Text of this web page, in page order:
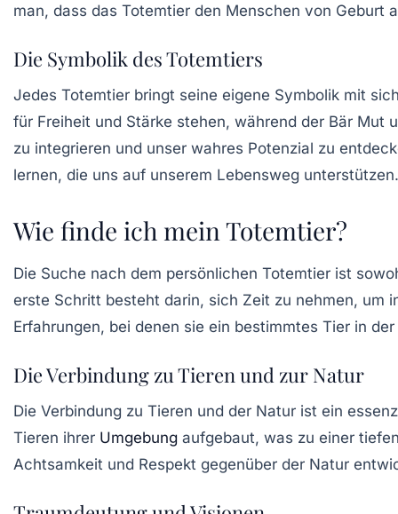
man, dass das Totemtier den Menschen von
Die Symbolik des Totemtiers
Jedes Totemtier bringt seine eigene Symbolik mit
für Freiheit und Stärke stehen, während der Bär Mut
zu integrieren und unser wahres Potenzial zu
lernen, die uns auf unserem Lebensweg unterstützen.
Wie finde ich mein Totemtier?
Die Suche nach dem persönlichen Totemtier ist
erste Schritt besteht darin, sich Zeit zu nehmen, um
Erfahrungen, bei denen sie ein bestimmtes Tier in
Die Verbindung zu Tieren und zur Natur
Die Verbindung zu Tieren und der Natur ist ein
Tieren ihrer Umgebung aufgebaut, was zu einer
Achtsamkeit und Respekt gegenüber der Natur